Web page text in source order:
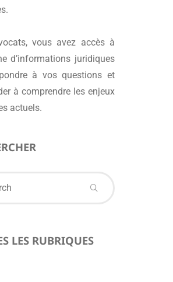
, vous avez accès à
d’informations juridiques
à vos questions et
à comprendre les enjeux
actuels.
LES RUBRIQUES